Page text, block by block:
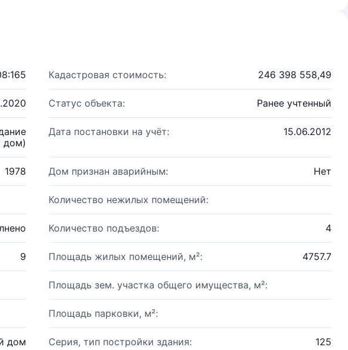
Кадастровая стоимость: 246 398 558,49
Статус объекта: Ранее учтенный
дом)
Дата постановки на учёт: 15.06.2012
1978 Дом признан аварийным: Нет
Количество нежилых помещений:
Количество подъездов: 4
9 Площадь жилых помещений, м²: 4757.7
Площадь зем. участка общего имущества, м²:
Площадь парковки, м²:
дом Серия, тип постройки здания: 125